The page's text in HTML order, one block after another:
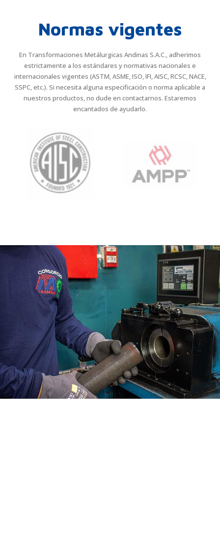
Normas vigentes
En Transformaciones Metálurgicas Andinas S.A.C., adherimos
estrictamente a los estándares y normativas nacionales e
internacionales vigentes (ASTM, ASME, ISO, IFI, AISC, RCSC, NACE,
SSPC, etc.). Si necesita alguna especificación o norma aplicable a
nuestros productos, no dude en contactarnos. Estaremos
encantados de ayudarlo.